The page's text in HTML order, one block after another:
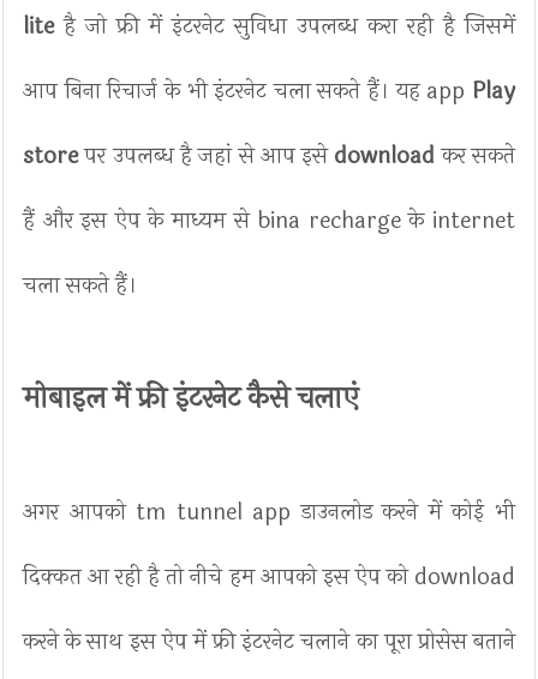
liteहै जो फ्री में इंटरनेट सुविधा उपलब्ध करा रही है जिसमें
आप बिना रिचार्ज के भी इंटरनेट चला सकते हैं। यह app Play
storeपर उपलब्ध है जहां से आप इसेdownload कर सकते
हैं और इस ऐप के माध्यम से bina recharge के internet
चला सकते हैं।
मोबाइल में फ्री इंटरनेट कैसे चलाएं
अगर आपको tm tunnel app डाउनलोड करने में कोई भी
दिक्कत आ रही है तो नीचे हम आपको इस ऐप को download
करने के साथ इस ऐप में फ्री इंटरनेट चलाने का पूरा प्रोसेस बताने